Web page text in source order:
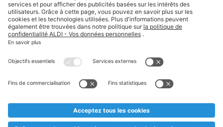
Textes marqués d'un astérisque et mentions légales
* Nous vendons ces articles temporairement et jusqu'à
au cas où, malgré le planning bien étudié, nous serions
prématurément en rupture de stock. Prix Recupel et TVA incl.
** Sur ce site, l’utilisation de la forme masculine a été adoptée